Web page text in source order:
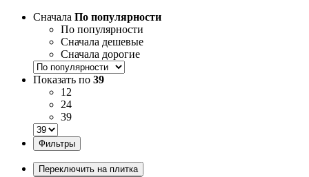
Сначала По популярности
По популярности
Сначала дешевые
Сначала дорогие
Показать по 39
12
24
39
Фильтры
Переключить на плитка